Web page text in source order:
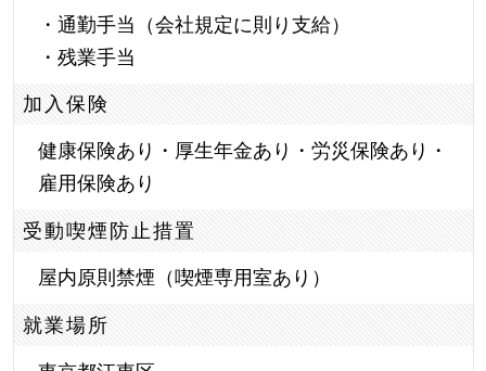
・通勤手当（会社規定に則り支給）
・残業手当
加入保険
健康保険あり・厚生年金あり・労災保険あり・
雇用保険あり
受動喫煙防止措置
屋内原則禁煙（喫煙専用室あり）
就業場所